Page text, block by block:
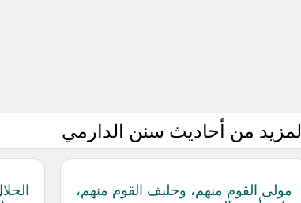
من أحاديث سنن الدارمي
مولى القوم منهم، وحليف القوم منهم،